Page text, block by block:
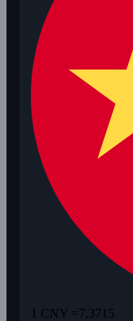
1 CNY =7,3715